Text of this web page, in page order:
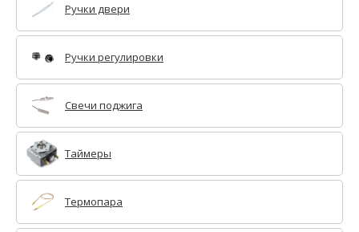
Ручки двери
Ручки регулировки
Свечи поджига
Таймеры
Термопара